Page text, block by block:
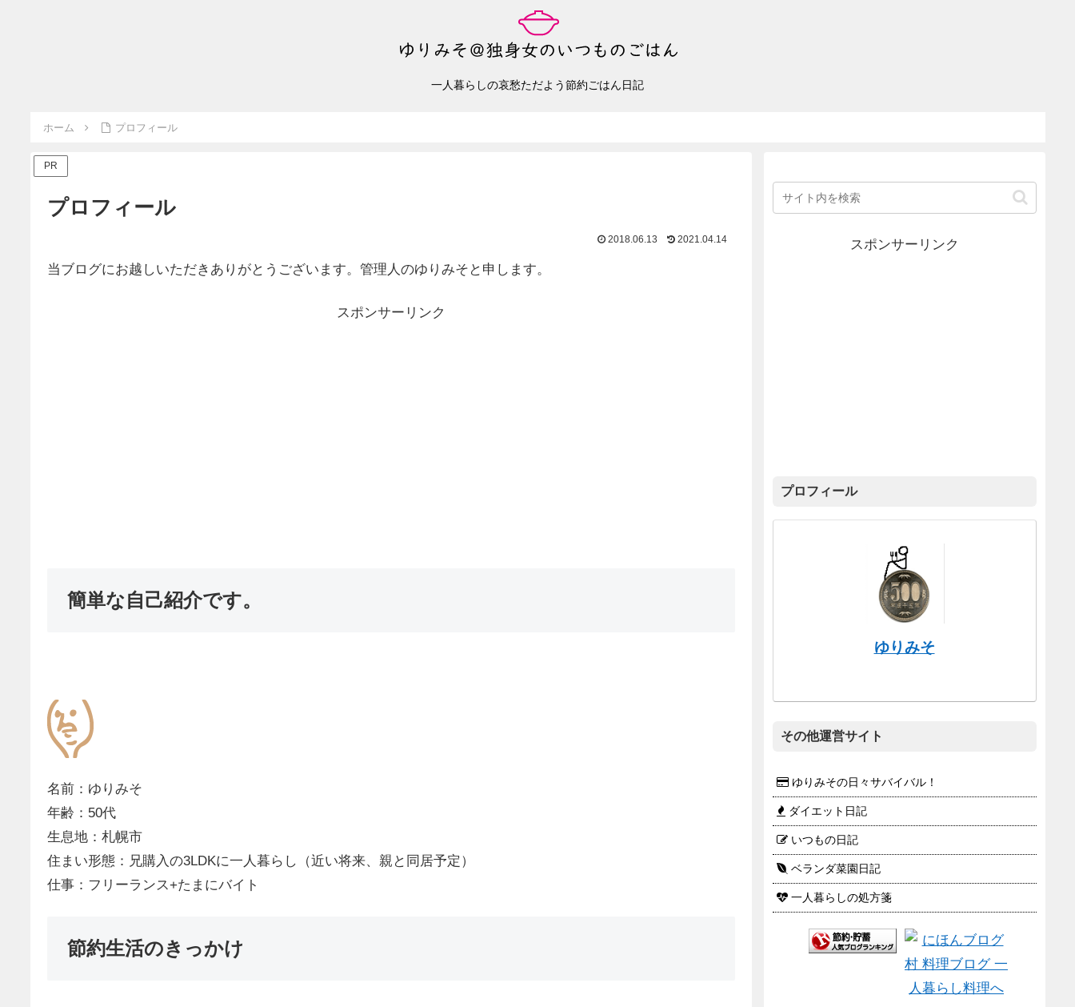
一人暮らしの哀愁ただよう節約ごはん日記
ホーム プロフィール
PR
プロフィール
2018.06.13 2021.04.14
当ブログにお越しいただきありがとうございます。管理人のゆりみそと申します。
スポンサーリンク
簡単な自己紹介です。
名前：ゆりみそ
年齢：50代
生息地：札幌市
住まい形態：兄購入の3LDKに一人暮らし（近い将来、親と同居予定）
仕事：フリーランス+たまにバイト
節約生活のきっかけ
スポンサーリンク
プロフィール
ゆりみそ
その他運営サイト
ゆりみその日々サバイバル！
ダイエット日記
いつもの日記
ベランダ菜園日記
一人暮らしの処方箋